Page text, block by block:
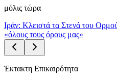
μόλις τώρα
Ιράν: Κλειστά τα Στενά του
«όλους τους όρους μας»
Έκτακτη Επικαιρότητα